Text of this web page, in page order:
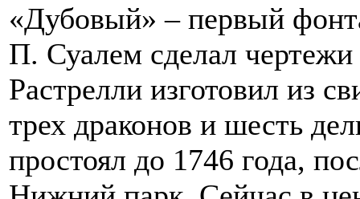
«Дубовый» – первый
П. Суалем сделал чертежи
Растрелли изготовил из
трех драконов и шесть
простоял до 1746 года,